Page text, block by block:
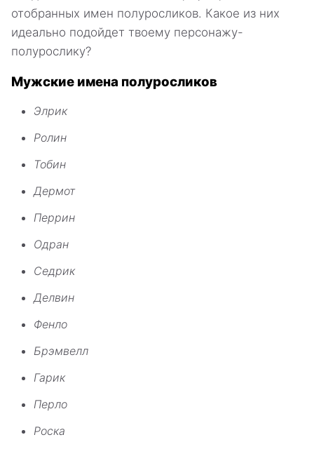
отобранных имен полуросликов. Какое из них
идеально подойдет твоему персонажу-
полурослику?
Мужские имена полуросликов
Элрик
Ролин
Тобин
Дермот
Перрин
Одран
Седрик
Делвин
Фенло
Брэмвелл
Гарик
Перло
Роска